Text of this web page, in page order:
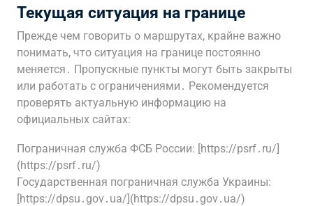
Текущая ситуация на границе
Прежде чем говорить о маршрутах, крайне важно
понимать, что ситуация на границе постоянно
меняется․ Пропускные пункты могут быть закрыты
или работать с ограничениями․ Рекомендуется
проверять актуальную информацию на
официальных сайтах:
Пограничная служба ФСБ России: [https://psrf․ru/]
(https://psrf․ru/)
Государственная пограничная служба Украины:
[https://dpsu․gov․ua/](https://dpsu․gov․ua/)